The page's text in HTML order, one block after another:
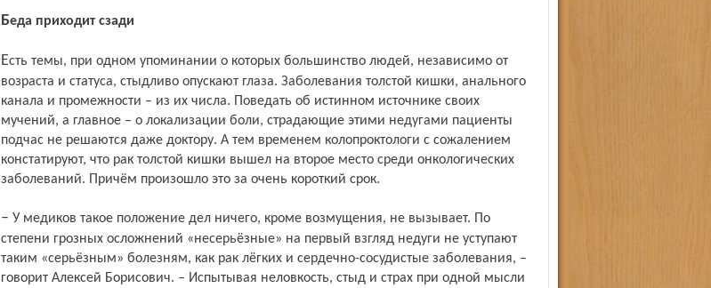
Беда приходит сзади
Есть темы, при одном упоминании о которых большин­ство людей, независимо от
возраста и статуса, стыдливо опускают глаза. Заболевания толстой кишки, анального
канала и промежности – из их числа. Поведать об истинном источнике своих
мучений, а главное – о локализации боли, страдающие этими недугами пациенты
подчас не решаются даже доктору. А тем временем колопроктологи с сожалением
констатируют, что рак толстой кишки вышел на второе место среди онкологических
заболеваний. Причём произошло это за очень короткий срок.
– У медиков такое положение дел ничего, кроме возмущения, не вызывает. По
степени грозных осложнений «несерьёзные» на первый взгляд недуги не уступают
таким «серьёзным» болезням, как рак лёгких и сердечно-сосудистые заболевания, –
говорит Алексей Борисович. – Испытывая неловкость, стыд и страх при одной мысли